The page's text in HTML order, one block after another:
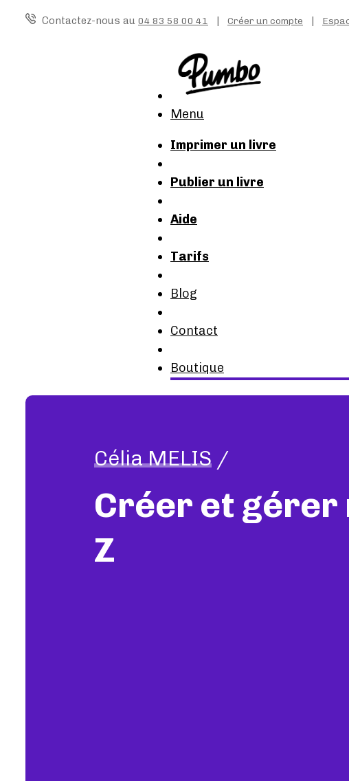
Contactez-nous au 04 83 58 00 41 | Créer un compte |
Menu
Imprimer un livre
Publier un livre
Aide
Tarifs
Blog
Contact
Boutique
Célia MELIS /
Créer et gérer
Z